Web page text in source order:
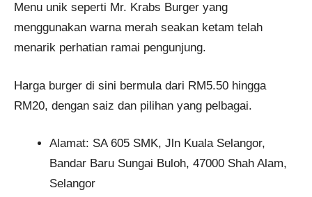
Menu unik seperti Mr. Krabs Burger yang
menggunakan warna merah seakan ketam telah
menarik perhatian ramai pengunjung.
Harga burger di sini bermula dari RM5.50 hingga
RM20, dengan saiz dan pilihan yang pelbagai​.
Alamat: SA 605 SMK, Jln Kuala Selangor,
Bandar Baru Sungai Buloh, 47000 Shah Alam,
Selangor